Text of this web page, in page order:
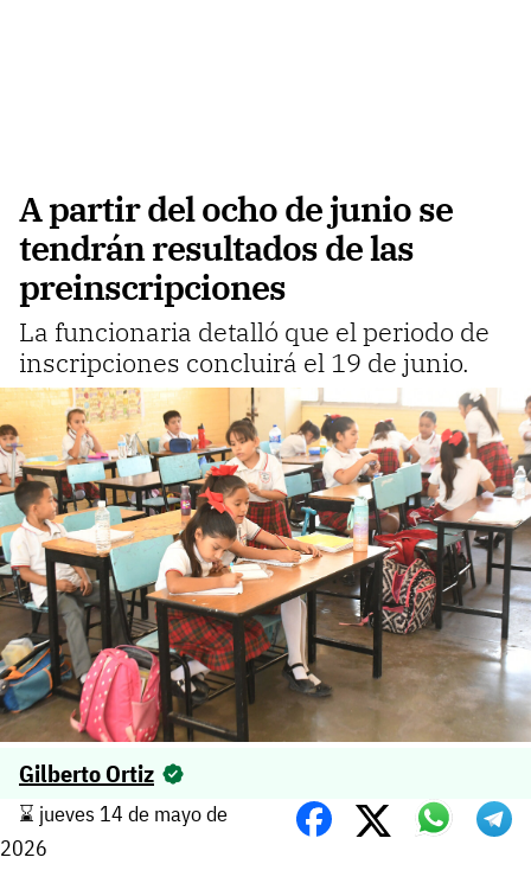
A partir del ocho de junio se
tendrán resultados de las
preinscripciones
La funcionaria detalló que el periodo de
inscripciones concluirá el 19 de junio.
Gilberto Ortiz
⌛️ jueves 14 de mayo de
2026